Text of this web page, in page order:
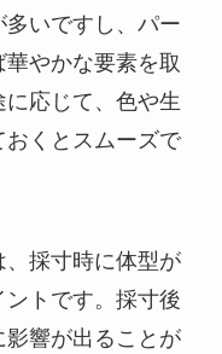
いですし、パー
やかな要素を取
応じて、色や生
くとスムーズで
、採寸時に体型が
トです。採寸後
響が出ることが